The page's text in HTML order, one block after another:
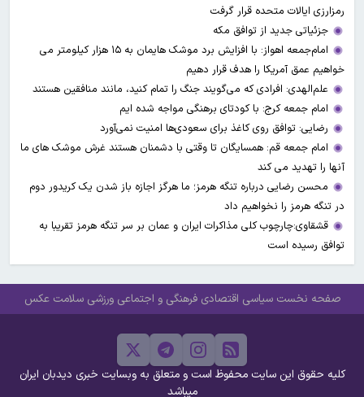
رمزارزی ایالات متحده قرار گرفت
جزئیاتی جدید از توافق مکه
امام‌جمعه اهواز: با افزایش برد موشک هایمان به ۱۵ هزار کیلومتر می
خواهیم عمق آمریکا را هدف قرار دهیم
علم‌الهدی: افرادی که می‌گویند جنگ را تمام کنید، مانند منافقین هستند
امام جمعه کرج: با کودتای برهنگی مواجه شده ایم
رضایی: توافق روی کاغذ برای سعودی‌ها امنیت نمی‌آورد
امام جمعه قم: همسایگان تا وقتی با دشمنان هستند غرش موشک های ما
آنها را تهدید می کند
محسن رضایی درباره تنگه هرمز؛ ما هرگز اجازه باز شدن یک کریدور دوم
در تنگه هرمز را نخواهیم داد
قشقاوی:چارچوب کلی مذاکرات ایران و عمان بر سر تنگه هرمز تقریبا به
توافق رسیده است
صفحه نخست سیاسی اقتصادی فرهنگی و اجتماعی ورزشی سلامت عکس
کلیه حقوق این سایت محفوظ است و متعلق به وبسایت خبری دیدبان ایران
میباشد